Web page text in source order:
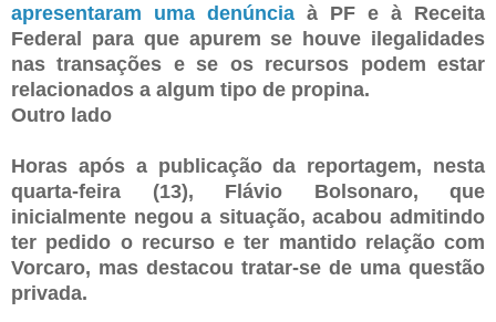
apresentaram uma denúncia à PF e à Receita
Federal para que apurem se houve ilegalidades
nas transações e se os recursos podem estar
relacionados a algum tipo de propina.
Outro lado
Horas após a publicação da reportagem, nesta
quarta-feira (13), Flávio Bolsonaro, que
inicialmente negou a situação, acabou admitindo
ter pedido o recurso e ter mantido relação com
Vorcaro, mas destacou tratar-se de uma questão
privada.